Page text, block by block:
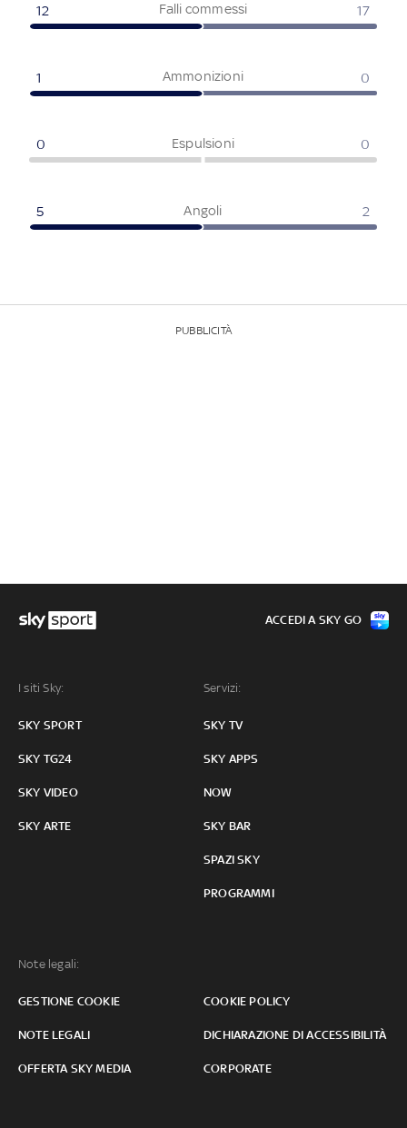
Falli commessi
12 17
Ammonizioni
1 0
Espulsioni
0 0
Angoli
5 2
PUBBLICITÀ
I siti Sky:
SKY SPORT
SKY TG24
SKY VIDEO
SKY ARTE
Servizi:
SKY TV
SKY APPS
NOW
SKY BAR
SPAZI SKY
PROGRAMMI
Note legali:
GESTIONE COOKIE COOKIE POLICY
NOTE LEGALI DICHIARAZIONE DI ACCESSIBILITÀ
OFFERTA SKY MEDIA CORPORATE
ACCEDI A SKY GO